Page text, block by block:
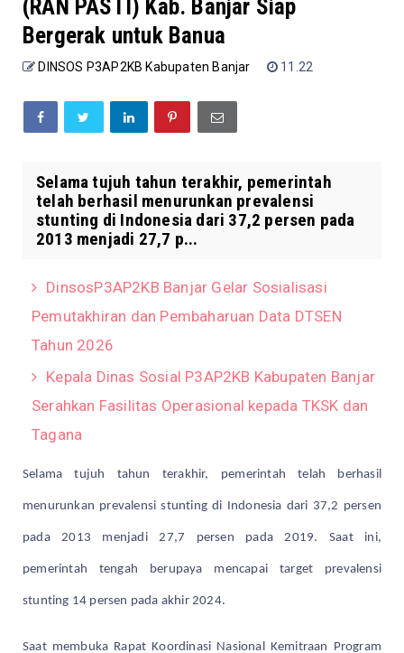
(RAN PASTI) Kab. Banjar Siap
Bergerak untuk Banua
DINSOS P3AP2KB Kabupaten Banjar 11.22
Selama tujuh tahun terakhir, pemerintah
telah berhasil menurunkan prevalensi
stunting di Indonesia dari 37,2 persen pada
2013 menjadi 27,7 p...
DinsosP3AP2KB Banjar Gelar Sosialisasi
Pemutakhiran dan Pembaharuan Data DTSEN
Tahun 2026
Kepala Dinas Sosial P3AP2KB Kabupaten Banjar
Serahkan Fasilitas Operasional kepada TKSK dan
Tagana
Selama tujuh tahun terakhir, pemerintah telah berhasil
menurunkan prevalensi stunting di Indonesia dari 37,2 persen
pada 2013 menjadi 27,7 persen pada 2019. Saat ini,
pemerintah tengah berupaya mencapai target prevalensi
stunting 14 persen pada akhir 2024.
Saat membuka Rapat Koordinasi Nasional Kemitraan Program